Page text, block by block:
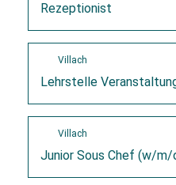
Rezeptionist
Villach
Lehrstelle
Villach
Junior Sous Chef (w/m/